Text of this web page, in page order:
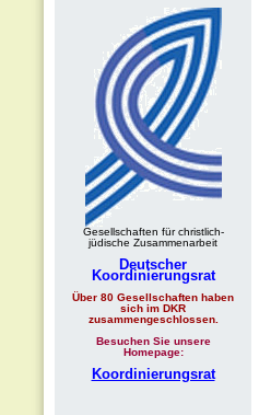
Gesellschaften für christlich-
jüdische Zusammenarbeit
Deutscher
Koordinierungsrat
Über 80 Gesellschaften haben
sich im DKR
zusammengeschlossen.
Besuchen Sie unsere
Homepage:
Koordinierungsrat